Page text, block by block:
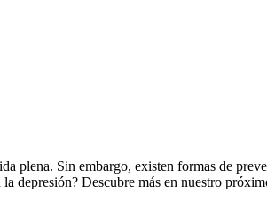
plena. Sin embargo, existen formas de
depresión? Descubre más en nuestro